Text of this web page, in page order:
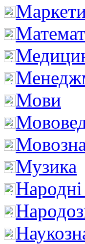
Мови
Музика